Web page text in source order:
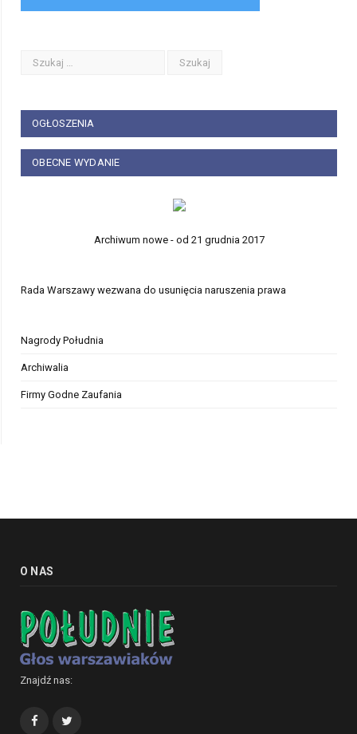
OGŁOSZENIA
OBECNE WYDANIE
Archiwum nowe - od 21 grudnia 2017
Rada Warszawy wezwana do usunięcia naruszenia prawa
Nagrody Południa
Archiwalia
Firmy Godne Zaufania
O NAS
Znajdź nas:
Facebook